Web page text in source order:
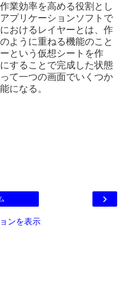
業効率を高める役割とし
プリケーションソフトで
おけるレイヤーとは、作
ように重ねる機能のこと
という仮想シートを作
することで完成した状態
て一つの画面でいくつか
になる。
›
ンを表示